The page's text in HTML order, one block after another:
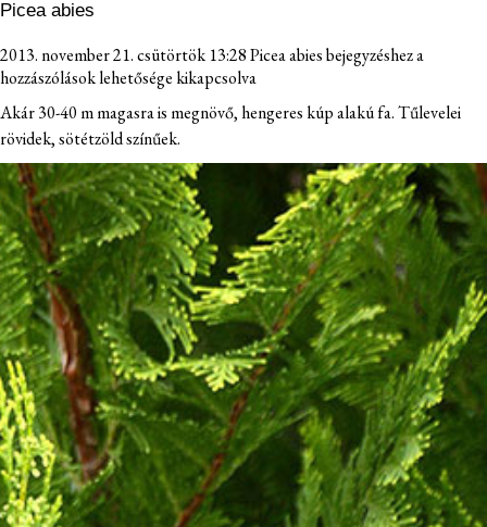
Picea abies
2013. november 21. csütörtök 13:28Picea abies bejegyzésheza
hozzászólások lehetősége kikapcsolva
Akár 30-40 m magasra is megnövő, hengeres kúp alakú fa. Tűlevelei
rövidek, sötétzöld színűek.
TÖLÖSKERT
NÖVÉNYEINK
ELÉRHETŐSÉG
FIATAL GAZDA
ÜGYFÉLKAPU